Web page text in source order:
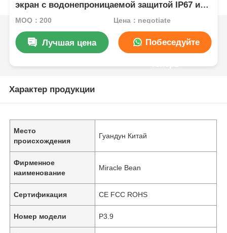
экран с водонепроницаемой защитой IP67 и
яркостью 4000-4500cd для высокой четкости
MOQ：200 Цена：negotiate
Лучшая цена Побеседуйте
Характер продукции
Место
происхождения
Гуандун Китай
Фирменное
наименование
Miracle Bean
Сертификация CE FCC ROHS
Номер модели P3.9